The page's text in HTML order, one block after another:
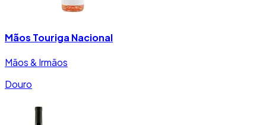
Mãos Touriga Nacional
Mãos & Irmãos
Douro